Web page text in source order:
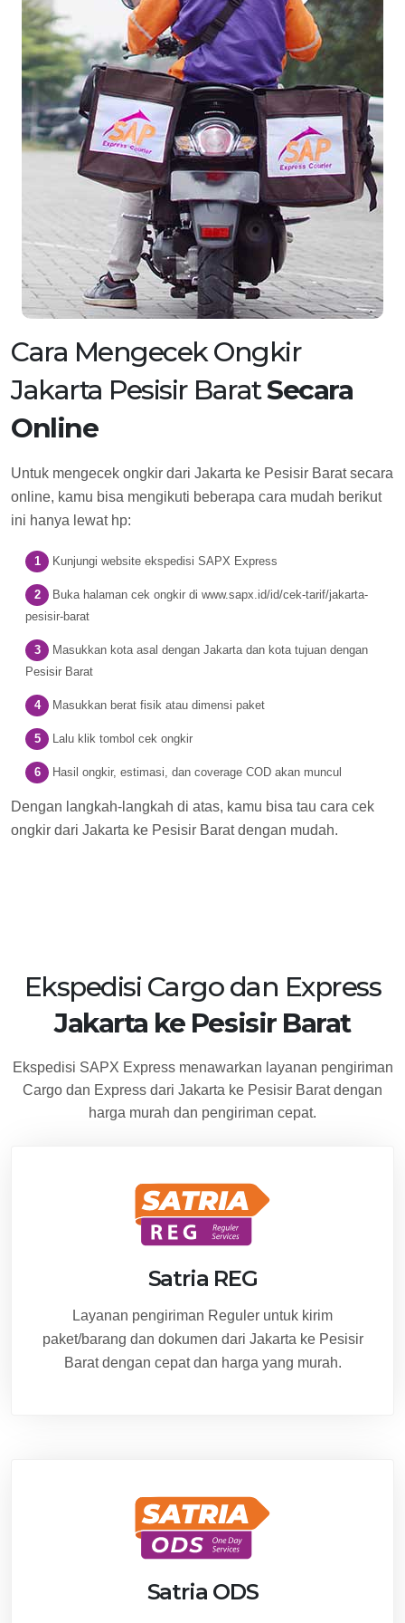
Cara Mengecek Ongkir
Jakarta Pesisir BaratSecara
Online
Untuk mengecek ongkir dari Jakarta ke Pesisir Barat secara
online, kamu bisa mengikuti beberapa cara mudah berikut
ini hanya lewat hp:
Kunjungi website ekspedisi SAPX Express
Buka halaman cek ongkir di www.sapx.id/id/cek-tarif/jakarta-
pesisir-barat
Masukkan kota asal dengan Jakarta dan kota tujuan dengan
Pesisir Barat
Masukkan berat fisik atau dimensi paket
Lalu klik tombol cek ongkir
Hasil ongkir, estimasi, dan coverage COD akan muncul
Dengan langkah-langkah di atas, kamu bisa tau cara cek
ongkir dari Jakarta ke Pesisir Barat dengan mudah.
Ekspedisi Cargo dan Express
Jakarta ke Pesisir Barat
Ekspedisi SAPX Express menawarkan layanan pengiriman
Cargo dan Express dari Jakarta ke Pesisir Barat dengan
harga murah dan pengiriman cepat.
Satria REG
Layanan pengiriman Reguler untuk kirim
paket/barang dan dokumen dari Jakarta ke Pesisir
Barat dengan cepat dan harga yang murah.
Satria ODS